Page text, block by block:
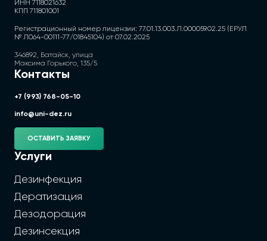
ИНН 7118021632
КПП 711801001
Регистрационный номер лицензии: 77.01.13.003.Л.000059.02.25 (ЕРУЛ
№ Л064-00111-77/01845104) от 07.02.2025
346892, Батайск, улица
Максима Горького, 135/5
Контакты
+7 (993) 768-05-10
info@uni-dez.ru
ОСТАВИТЬ ЗАЯВКУ
Услуги
Дезинфекция
Дератизация
Дезодорация
Дезинсекция